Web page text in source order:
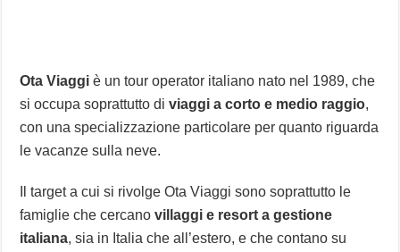
Ota Viaggi è un tour operator italiano nato nel 1989, che
si occupa soprattutto diviaggi a corto e medio raggio,
con una specializzazione particolare per quanto riguarda
le vacanze sulla neve.
Il target a cui si rivolge Ota Viaggi sono soprattutto le
famiglie che cercanovillaggi e resort a gestione
italiana, sia in Italia che all’estero, e che contano su